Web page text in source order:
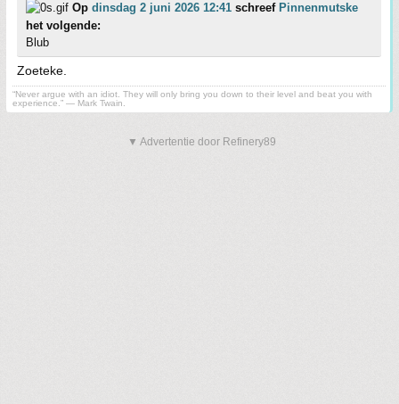
Op dinsdag 2 juni 2026 12:41 schreef Pinnenmutske
het volgende:
Blub
Zoeteke.
“Never argue with an idiot. They will only bring you down to their level and beat you with
experience.” ― Mark Twain.
▼ Advertentie door Refinery89